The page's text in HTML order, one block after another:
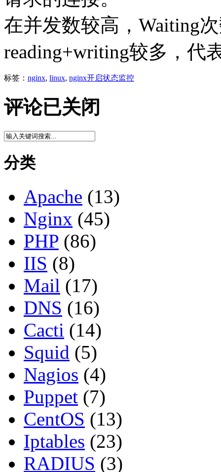
在并发数较高，Waiting
reading+writing较多，代
标签： nginx, linux, nginx开启状态监控
评论已关闭
分类
Apache (13)
Nginx (45)
PHP (86)
IIS (8)
Mail (17)
DNS (16)
Cacti (14)
Squid (5)
Nagios (4)
Puppet (7)
CentOS (13)
Iptables (23)
RADIUS (3)